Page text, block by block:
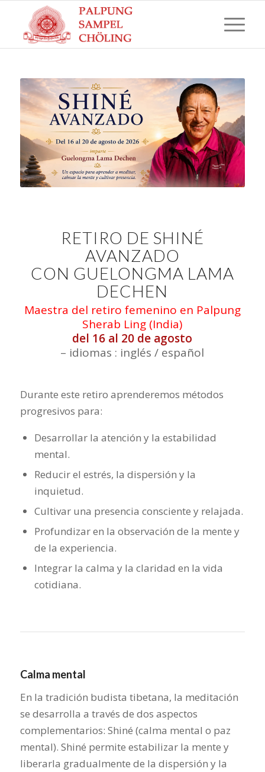
RETIRO DE SHINÉ
AVANZADO
CON GUELONGMA LAMA
DECHEN
Maestra del retiro femenino en Palpung
Sherab Ling (India)
del 16 al 20 de agosto
– idiomas : inglés / español
Durante este retiro aprenderemos métodos
progresivos para:
Desarrollar la atención y la estabilidad
mental.
Reducir el estrés, la dispersión y la
inquietud.
Cultivar una presencia consciente y relajada.
Profundizar en la observación de la mente y
de la experiencia.
Integrar la calma y la claridad en la vida
cotidiana.
Calma mental
En la tradición budista tibetana, la meditación
se desarrolla a través de dos aspectos
complementarios: Shiné (calma mental o paz
mental). Shiné permite estabilizar la mente y
liberarla gradualmente de la dispersión y la